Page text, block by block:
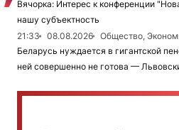
Вячорка: Интерес к конференции
нашу субъектность
21:33
08.08.2026
Общество,
Беларусь нуждается в гигантской
ней совершенно не готова —